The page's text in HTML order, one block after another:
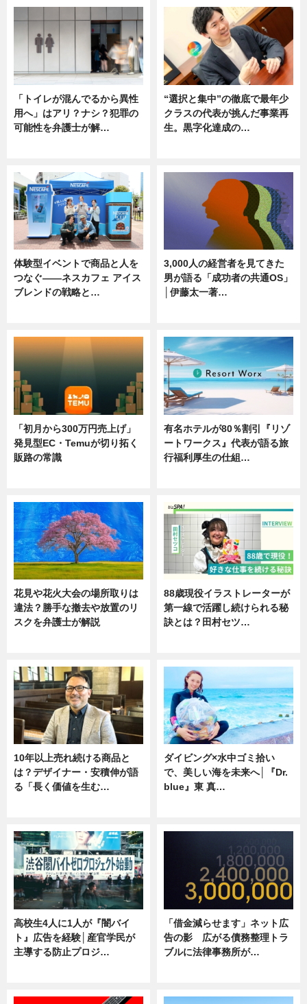
「トイレが混んでるから異性
用へ」はアリ？ナシ？犯罪の
可能性を弁護士が解…
“選択と集中”の徹底で最年少
クラスの代表が挑んだ事業再
生。黒字化達成の…
体験型イベントで商品と人を
つなぐ――ネスカフェ アイス
ブレンドの戦略と…
3,000人の経営者を見てきた
男が語る「成功者の共通OS」
│伊藤太一著…
「初月から300万円売上げ」
発見型EC・Temuが切り拓く
販路の常識
有名ホテルが80％割引『リゾ
ートワークス』代表が語る旅
行福利厚生の仕組…
花見や花火大会の場所取りは
違法？勝手な撤去や放置のリ
スクを弁護士が解説
88歳現役イラストレーターが
第一線で活躍し続けられる秘
訣とは？田村セツ…
10年以上売れ続ける商品と
は？デザイナー・安積伸が語
る「長く価値を生む…
ダイビング×水中ゴミ拾い
で、美しい海を未来へ│『Dr.
blue』東 真…
高校生4人に1人が『闇バイ
ト』広告を経験│産官学民が
主導する防止プロジ…
「借金減らせます」ネット広
告の影 広がる債務整理トラ
ブルに法律事務所が…